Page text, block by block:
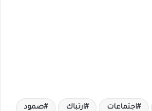
اجتماعات ارتباك صمود